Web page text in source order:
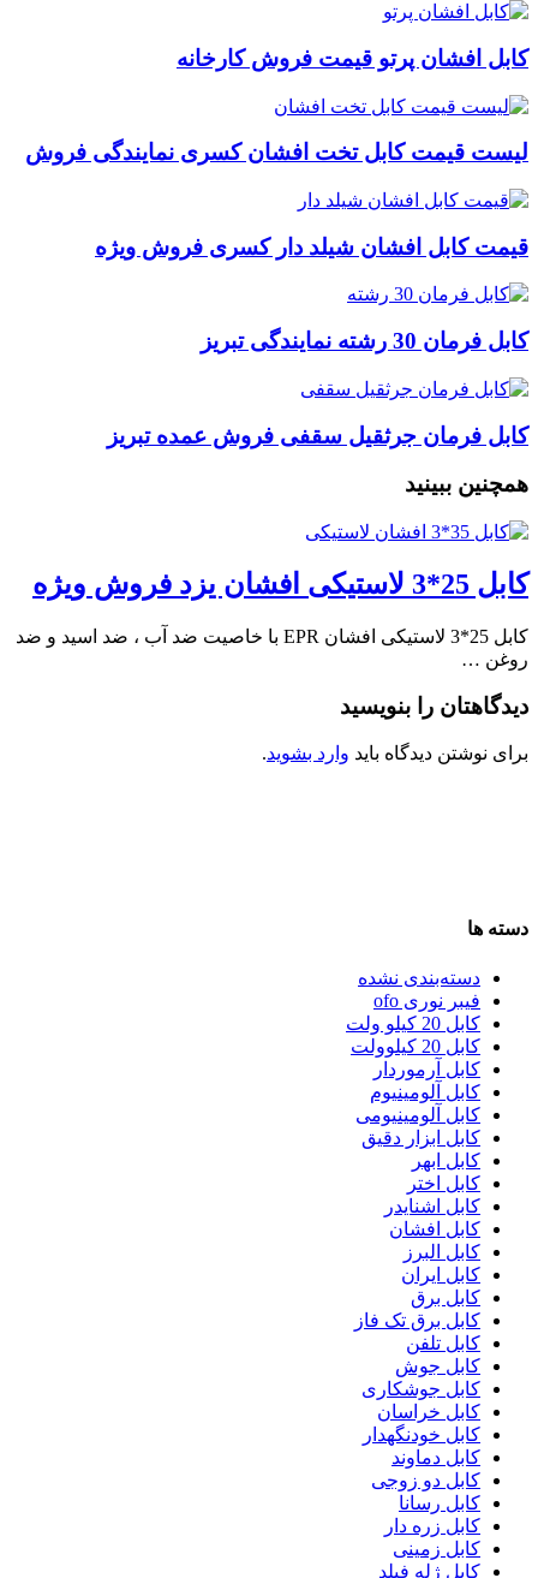
کابل افشان پرتو قیمت فروش کارخانه
لیست قیمت کابل تخت افشان کسری نمایندگی فروش
قیمت کابل افشان شیلد دار کسری فروش ویژه
کابل فرمان 30 رشته نمایندگی تبریز
کابل فرمان جرثقیل سقفی فروش عمده تبریز
همچنین ببینید
کابل 25*3 لاستیکی افشان یزد فروش ویژه
کابل 25*3 لاستیکی افشان EPR با خاصیت ضد آب ، ضد اسید و ضد
روغن …
دیدگاهتان را بنویسید
برای نوشتن دیدگاه باید وارد بشوید.
دسته ها
دسته‌بندی نشده
فیبر نوری ofo
کابل 20 کیلو ولت
کابل 20 کیلوولت
کابل آرموردار
کابل آلومینیوم
کابل آلومینیومی
کابل ابزار دقیق
کابل ابهر
کابل اختر
کابل اشنایدر
کابل افشان
کابل البرز
کابل ایران
کابل برق
کابل برق تک فاز
کابل تلفن
کابل جوش
کابل جوشکاری
کابل خراسان
کابل خودنگهدار
کابل دماوند
کابل دو زوجی
کابل رسانا
کابل زره دار
کابل زمینی
کابل ژله فیلد